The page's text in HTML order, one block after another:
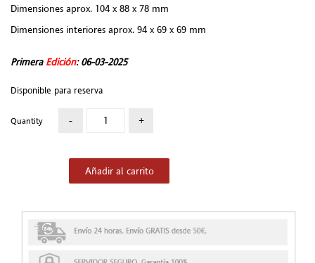
Dimensiones aprox. 104 x 88 x 78 mm
Dimensiones interiores aprox. 94 x 69 x 69 mm
PrimeraEdición: 06-03-2025
Disponible para reserva
Quantity
Añadir al carrito